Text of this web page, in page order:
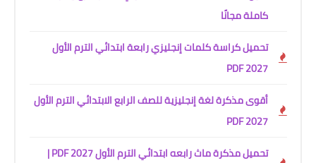
كاملة مجانًا
تحميل كراسة كلمات إنجليزي رابعة ابتدائي الترم الأول
2027 PDF
أقوى مذكرة لغة إنجليزية للصف الرابع الابتدائي الترم الأول
2027 PDF
تحميل مذكرة ماث رابعه ابتدائي الترم الأول 2027 PDF |